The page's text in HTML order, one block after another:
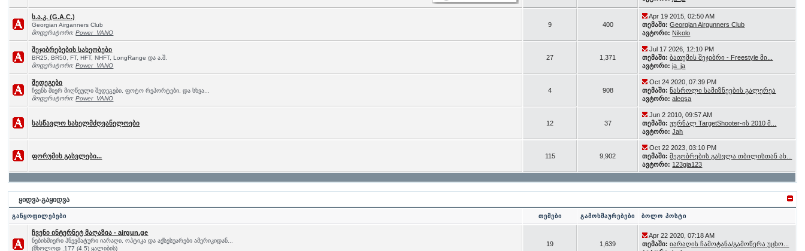
ს.ა.კ. (G.A.C.)
Georgian Airganners Club
მოდერატორი:Power_VANO
9 400
Apr 19 2015, 02:50 AM
თემაში: Georgian Airgunners Club
ავტორი: Nikolo
შეჯიბრებების სახეობები
BR25, BR50, FT, HFT, NHFT, LongRange და ა.შ.
მოდერატორი:Power_VANO
27 1,371
Jul 17 2026, 12:10 PM
თემაში: ბათუმის შეჯიბრი - Freestyle მი...
ავტორი: ja_ja
შედეგები
ჩვენს მიერ მიღწეული შედეგები, ფოტო რეპორტები, და სხვა...
მოდერატორი:Power_VANO
4 908
Oct 24 2020, 07:39 PM
თემაში: ნასროლი სამიზნეების გალერეა
ავტორი: aleqsa
სასწავლო სახელმძღვანელოები 12 37
Jun 2 2010, 09:57 AM
თემაში: ჟურნალ TargetShooter-ის 2010 მ...
ავტორი: Jah
ფორუმის გასვლები... 115 9,902
Oct 22 2023, 03:10 PM
თემაში: მეგობრების გასვლა თბილისთან ახ...
ავტორი: 123gia123
ყიდვა-გაყიდვა
განყოფილებები თემები გამოხმაურებები ბოლო პოსტი
ჩვენი ინტერნეტ მაღაზია - airgun.ge
ნებისმიერი პნევმატური იარაღი, ოპტიკა და აქსესუარები ამერიკიდან...
(მხოლოდ .177 (4.5) ყალიბის)
19 1,639
Apr 22 2020, 07:18 AM
თემაში: იარაღის ჩამოტანა/გამოწერა უცხო...